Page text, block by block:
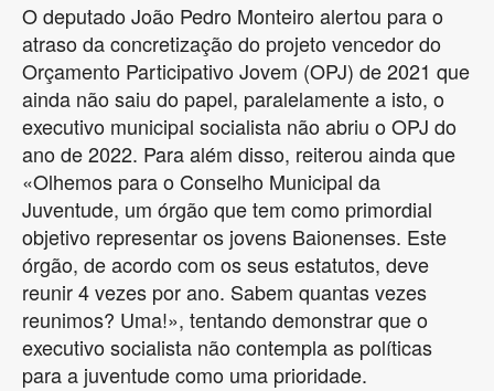
O deputado João Pedro Monteiro alertou para o
atraso da concretização do projeto vencedor do
Orçamento Participativo Jovem (OPJ) de 2021 que
ainda não saiu do papel, paralelamente a isto, o
executivo municipal socialista não abriu o OPJ do
ano de 2022. Para além disso, reiterou ainda que
«Olhemos para o Conselho Municipal da
Juventude, um órgão que tem como primordial
objetivo representar os jovens Baionenses. Este
órgão, de acordo com os seus estatutos, deve
reunir 4 vezes por ano. Sabem quantas vezes
reunimos? Uma!», tentando demonstrar que o
executivo socialista não contempla as políticas
para a juventude como uma prioridade.